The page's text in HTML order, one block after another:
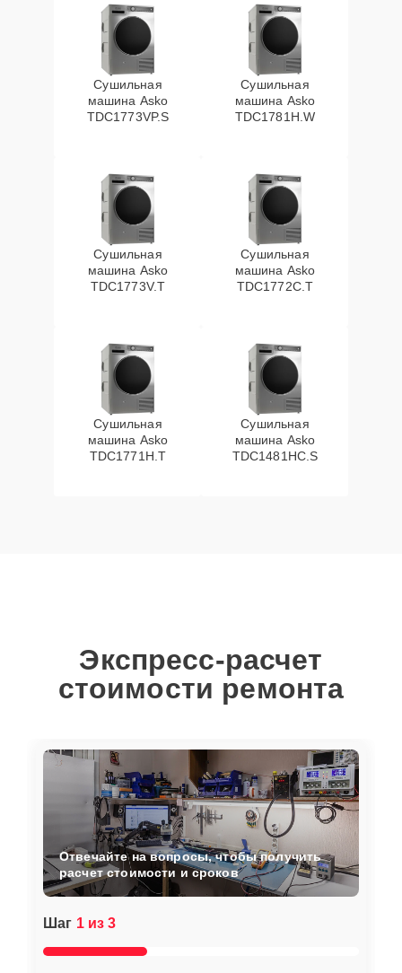
Сушильная
машина Asko
TDC1773VP.S
Сушильная
машина Asko
TDC1781H.W
Сушильная
машина Asko
TDC1773V.T
Сушильная
машина Asko
TDC1772C.T
Сушильная
машина Asko
TDC1771H.T
Сушильная
машина Asko
TDC1481HC.S
Экспресс-расчет
стоимости ремонта
Шаг 1 из 3
Отвечайте на вопросы, чтобы получить
расчет стоимости и сроков